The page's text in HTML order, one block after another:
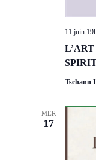
11 juin
Tschann
MER
17